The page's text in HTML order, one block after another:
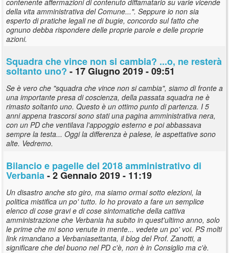
della vita amministrativa del Comune...". Seppure io non sia
esperto di pratiche legali ne di bugie, concordo sul fatto che
ognuno debba rispondere delle proprie parole e delle proprie
azioni.
Squadra che vince non si cambia? ...o, ne resterà
soltanto uno? - 17 Giugno 2019 - 09:51
Se è vero che "squadra che vince non si cambia", siamo di fronte a
una importante presa di coscienza, della passata squadra ne è
rimasto soltanto uno. Questo è un ottimo punto di partenza. I 5
anni appena trascorsi sono stati una pagina amministrativa nera,
con un PD che ventilava l'appoggio esterno e poi abbassava
sempre la testa... Oggi la differenza è palese, le aspettative sono
alte. Vedremo.
Bilancio e pagelle del 2018 amministrativo di
Verbania- 2 Gennaio 2019 - 11:19
Un disastro anche sto giro, ma siamo ormai sotto elezioni, la
politica mistifica un po' tutto. Io ho provato a fare un semplice
elenco di cose gravi e di cose sintomatiche della cattiva
amministrazione che Verbania ha subito in quest'ultimo anno, solo
le prime che mi sono venute in mente... vedete un po' voi. PS molti
link rimandano a Verbaniasettanta, il blog del Prof. Zanotti, a
significare che del buono nel PD c'è, non è in Consiglio ma c'è.